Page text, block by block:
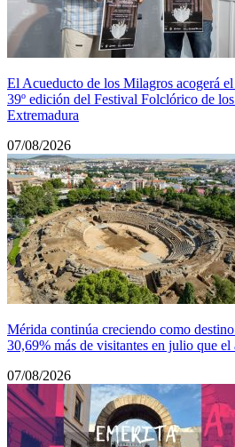
El Acueducto de los Milagros acogerá
39º edición del Festival Folclórico de
Extremadura
07/08/2026
Mérida continúa creciendo como
30,69% más de visitantes en julio que el
07/08/2026